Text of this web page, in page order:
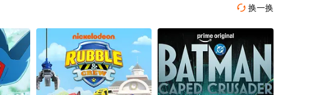
 换一换